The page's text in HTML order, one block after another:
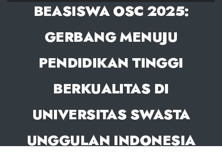
BEASISWA OSC 2025:
GERBANG MENUJU
PENDIDIKAN TINGGI
BERKUALITAS DI
UNIVERSITAS SWASTA
UNGGULAN INDONESIA